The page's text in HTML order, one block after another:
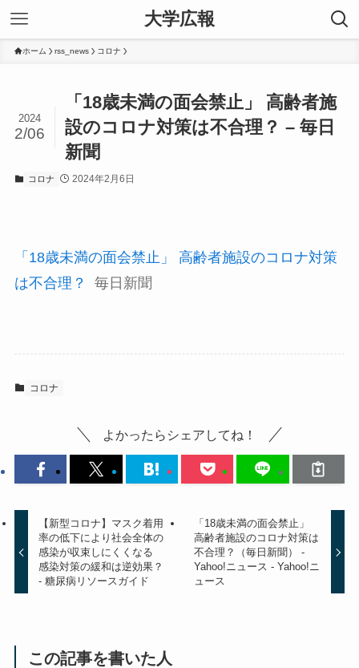
大学広報
ホーム rss_news コロナ
「18歳未満の面会禁止」 高齢者施
設のコロナ対策は不合理？ – 毎日
新聞
2024
2/06
コロナ 2024年2月6日
「18歳未満の面会禁止」 高齢者施設のコロナ対策
は不合理？
毎日新聞
コロナ
よかったらシェアしてね！
【新型コロナ】マスク着用
率の低下により社会全体の
感染が収束しにくくなる
感染対策の緩和は逆効果？
- 糖尿病リソースガイド
「18歳未満の面会禁止」
高齢者施設のコロナ対策は
不合理？（毎日新聞） -
Yahoo!ニュース - Yahoo!ニ
ュース
この記事を書いた人